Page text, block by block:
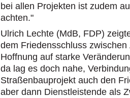
bei allen Projekten ist zudem
achten."
Ulrich Lechte (MdB, FDP)
dem Friedensschluss
Hoffnung auf starke
da lag es doch nahe,
Straßenbauprojekt auch den
aber dann Dienstleistende als